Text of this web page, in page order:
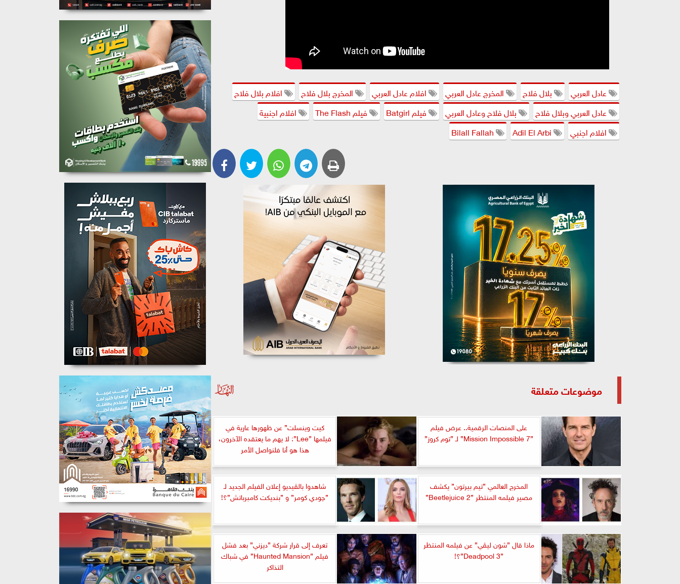
عادل العربي بلال فلاح المخرج عادل العربي افلام عادل العربي المخرج بلال فلاح
افلام بلال فلاح
عادل العربي وبلال فلاح
بلال فلاح وعادل العربي فيلم Batgirl فيلم The Flash
افلام اجنبية
افلام اجنبي
موضوعات متعلقة
على المنصات الرقمية.. عرض فيلم
”Mission Impossible 7” لـ ”توم كروز”
كيت وينسلت” عن ظهورها عارية في
فيلمها ”Lee”: لا يهم ما يعتقده الآخرون،
هذا هو أنا فلنواصل الأمر
المخرج العالمي ”تيم بيرتون” يكشف
مصير فيلمه المنتظر ”Beetlejuice 2”
شاهدوا بالڤيديو إعلان الفيلم الجديد لـ
”چودي كومر” و ”بنديكت كامبرباتش”؟!
ماذا قال ”شون ليڤي” عن فيلمه المنتظر
”Deadpool 3”؟!
تعرف إلى قرار شركة ”ديزني” بعد فشل
فيلم ”Haunted Mansion” في شباك
التذاكر